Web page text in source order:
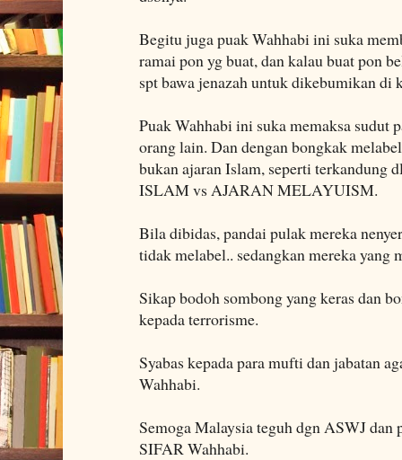
Begitu juga puak Wahhabi ini suka
ramai pon yg buat, dan kalau buat pon
spt bawa jenazah untuk dikebumikan di
Puak Wahhabi ini suka memaksa sudut
orang lain. Dan dengan bongkak
bukan ajaran Islam, seperti
ISLAM vs AJARAN MELAYUISM.
Bila dibidas, pandai pulak mereka
tidak melabel.. sedangkan mereka yang
Sikap bodoh sombong yang keras dan
kepada terrorisme.
Syabas kepada para mufti dan jabatan
Wahhabi.
Semoga Malaysia teguh dgn ASWJ dan
SIFAR Wahhabi.